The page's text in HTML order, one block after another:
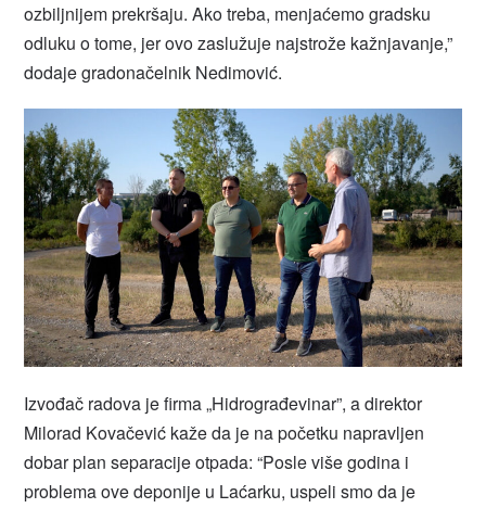
ozbiljnijem prekršaju. Ako treba, menjaćemo gradsku
odluku o tome, jer ovo zaslužuje najstrože kažnjavanje,”
dodaje gradonačelnik Nedimović.
Izvođač radova je firma „Hidrograđevinar”, a direktor
Milorad Kovačević kaže da je na početku napravljen
dobar plan separacije otpada: “Posle više godina i
problema ove deponije u Laćarku, uspeli smo da je